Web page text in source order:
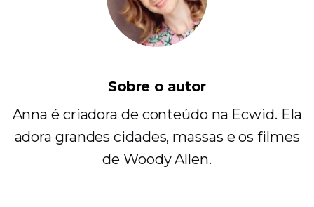
Sobre o autor
Anna é criadora de conteúdo na Ecwid. Ela
adora grandes cidades, massas e os filmes
de Woody Allen.